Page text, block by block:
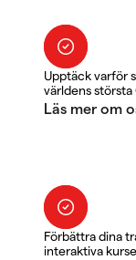
Upptäck varför
världens största
Förbättra dina
interaktiva